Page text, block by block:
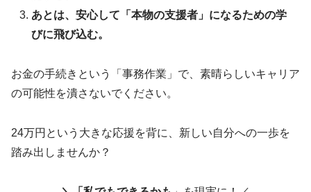
あとは、安心して「本物の支援者」になるための学
びに飛び込む。
お金の手続きという「事務作業」で、素晴らしいキャリア
の可能性を潰さないでください。
24万円という大きな応援を背に、新しい自分への一歩を
踏み出しませんか？